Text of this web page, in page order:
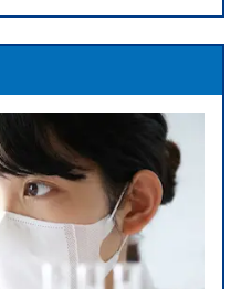
場へ向かわれる方はも
へ到着された方を会
ます。車いすをご利用
かけられる際には、少
事前確認が必要になる
模会場の場合は、事前
利用の方が安全かつ
できるよう配慮してい